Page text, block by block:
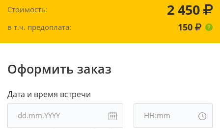
Стоимость: 2 450
в т.ч. предоплата: 150
Оформить заказ
Дата и время встречи